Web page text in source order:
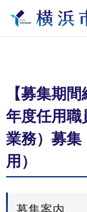
【募集期
年度任用職
業務）募集
用）